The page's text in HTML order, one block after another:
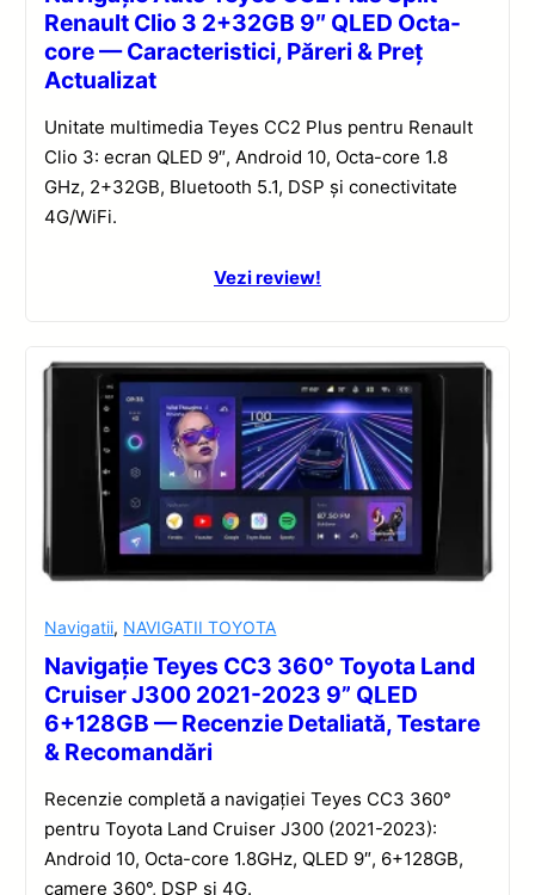
Renault Clio 3 2+32GB 9″ QLED Octa-
core — Caracteristici, Păreri & Preț
Actualizat
Unitate multimedia Teyes CC2 Plus pentru Renault
Clio 3: ecran QLED 9″, Android 10, Octa-core 1.8
GHz, 2+32GB, Bluetooth 5.1, DSP și conectivitate
4G/WiFi.
Vezi review!
Navigatii, NAVIGATII TOYOTA
Navigație Teyes CC3 360° Toyota Land
Cruiser J300 2021-2023 9” QLED
6+128GB — Recenzie Detaliată, Testare
& Recomandări
Recenzie completă a navigației Teyes CC3 360°
pentru Toyota Land Cruiser J300 (2021-2023):
Android 10, Octa-core 1.8GHz, QLED 9″, 6+128GB,
camere 360°, DSP și 4G.